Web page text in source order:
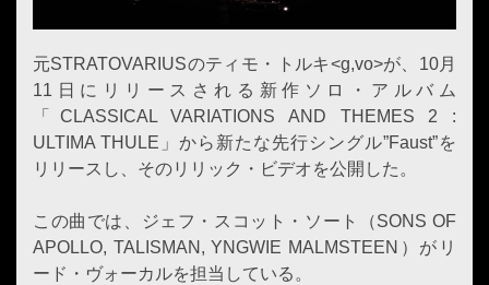
元STRATOVARIUSのティモ・トルキ<g,vo>が、10月
11日にリリースされる新作ソロ・アルバム
「CLASSICAL VARIATIONS AND THEMES 2 :
ULTIMA THULE」から新たな先行シングル”Faust”を
リリースし、そのリリック・ビデオを公開した。
この曲では、ジェフ・スコット・ソート（SONS OF
APOLLO, TALISMAN, YNGWIE MALMSTEEN）がリ
ード・ヴォーカルを担当している。